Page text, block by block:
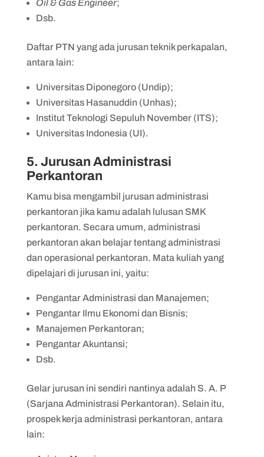
Oil & Gas Engineer;
Dsb.
Daftar PTN yang ada jurusan teknik perkapalan,
antara lain:
Universitas Diponegoro (Undip);
Universitas Hasanuddin (Unhas);
Institut Teknologi Sepuluh November (ITS);
Universitas Indonesia (UI).
5. Jurusan Administrasi
Perkantoran
Kamu bisa mengambil jurusan administrasi
perkantoran jika kamu adalah lulusan SMK
perkantoran. Secara umum, administrasi
perkantoran akan belajar tentang administrasi
dan operasional perkantoran. Mata kuliah yang
dipelajari di jurusan ini, yaitu:
Pengantar Administrasi dan Manajemen;
Pengantar Ilmu Ekonomi dan Bisnis;
Manajemen Perkantoran;
Pengantar Akuntansi;
Dsb.
Gelar jurusan ini sendiri nantinya adalah S. A. P
(Sarjana Administrasi Perkantoran). Selain itu,
prospek kerja administrasi perkantoran, antara
lain: